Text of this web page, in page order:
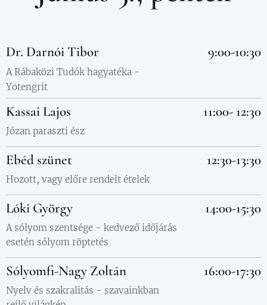
Dr. Darnói Tibor
A Rábaközi Tudók hagyatéka -
Yotengrit
9:00-10:30
Kassai Lajos
Józan paraszti ész
11:00- 12:30
Ebéd szünet
Hozott, vagy előre rendelt ételek
12:30-13:30
Lóki György
A sólyom szentsége - kedvező időjárás
esetén sólyom röptetés
14:00-15:30
Sólyomfi-Nagy Zoltán
Nyelv és szakralitás - szavainkban
16:00-17:30